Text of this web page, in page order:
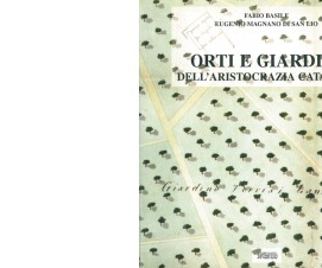
RICERCHE MONOGRAFICHE
RIFLESSI
STUDI E TESTI
TEATRO SICILIANO
TESTIMONIANZE